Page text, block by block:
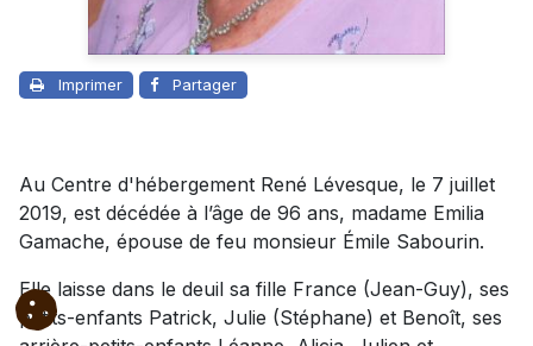
Imprimer Partager
Au Centre d'hébergement René Lévesque, le 7 juillet
2019, est décédée à l’âge de 96 ans, madame Emilia
Gamache, épouse de feu monsieur Émile Sabourin.
Elle laisse dans le deuil sa fille France (Jean-Guy), ses
petits-enfants Patrick, Julie (Stéphane) et Benoît, ses